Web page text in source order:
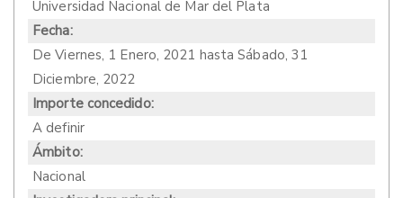
Universidad Nacional de Mar del Plata
Fecha:
DeViernes, 1 Enero, 2021 hastaSábado, 31
Diciembre, 2022
Importe concedido:
A definir
Ámbito:
Nacional